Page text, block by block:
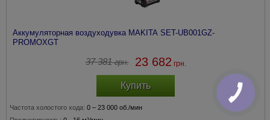
Аккумуляторная воздуходувка MAKITA SET-UB001GZ-
PROMOXGT
37 381грн. 23 682 грн.
Купить
Частота холостого хода: 0 – 23 000 об./мин